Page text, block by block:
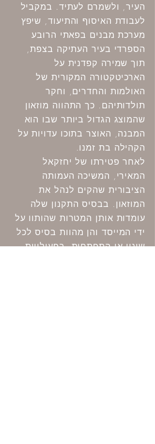
העיר, ולשמרם לעתיד. במקביל
לעבודת האיסוף והתיעוד, שיפץ
מערכת מבנים בפאתי הרובע
הספרדי בעיר העתיקה בצפת,
תוך שמירה קפדנית על
הארכיטקטורה המקורית של
האולמות והחדרים, וחקר
תולדותיהם. כך התהווה מוזאון
שהמוצג הגדול ביותר שבו הוא
המבנה, האוצר בתוכו עדויות על
הקהילה בת זמנו.
לאחר פטירתו של יחזקאל
המאירי, המשיכה העמותה
הציבורית שהקים לנהל את
המוזאון. בבסיס התקנון שלה
עומדות אותן המטרות שהותוו על
ידי המייסד והן מהוות בסיס לכל
שינוי או התפתחות בפעילויות